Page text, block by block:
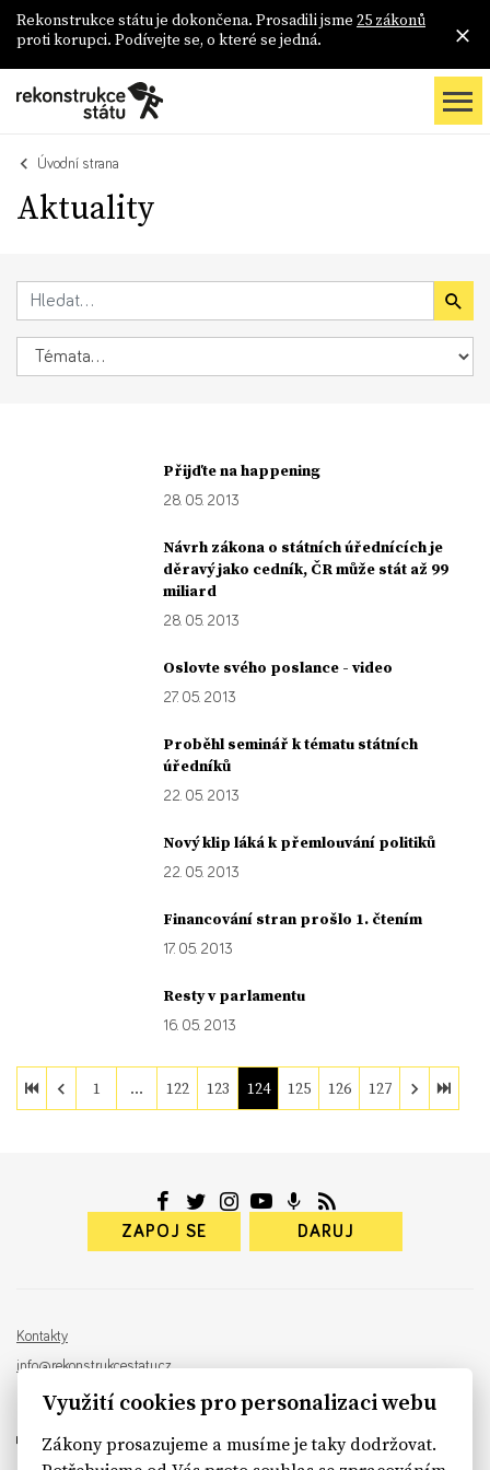
Rekonstrukce státu je dokončena. Prosadili jsme 25 zákonů
proti korupci. Podívejte se, o které se jedná.
Úvodní strana
Aktuality
Přijďte na happening
28. 05. 2013
Návrh zákona o státních úřednících je
děravý jako cedník, ČR může stát až 99
miliard
28. 05. 2013
Oslovte svého poslance - video
27. 05. 2013
Proběhl seminář k tématu státních
úředníků
22. 05. 2013
Nový klip láká k přemlouvání politiků
22. 05. 2013
Financování stran prošlo 1. čtením
17. 05. 2013
Resty v parlamentu
16. 05. 2013
1 … 122 123 124 125 126 127
ZAPOJ SE DARUJ
Kontakty
info@rekonstrukcestatu.cz
Návrh a vývoj: Sinfin , ilustrace:
Využití cookies pro personalizaci webu
Zákony prosazujeme a musíme je taky dodržovat.